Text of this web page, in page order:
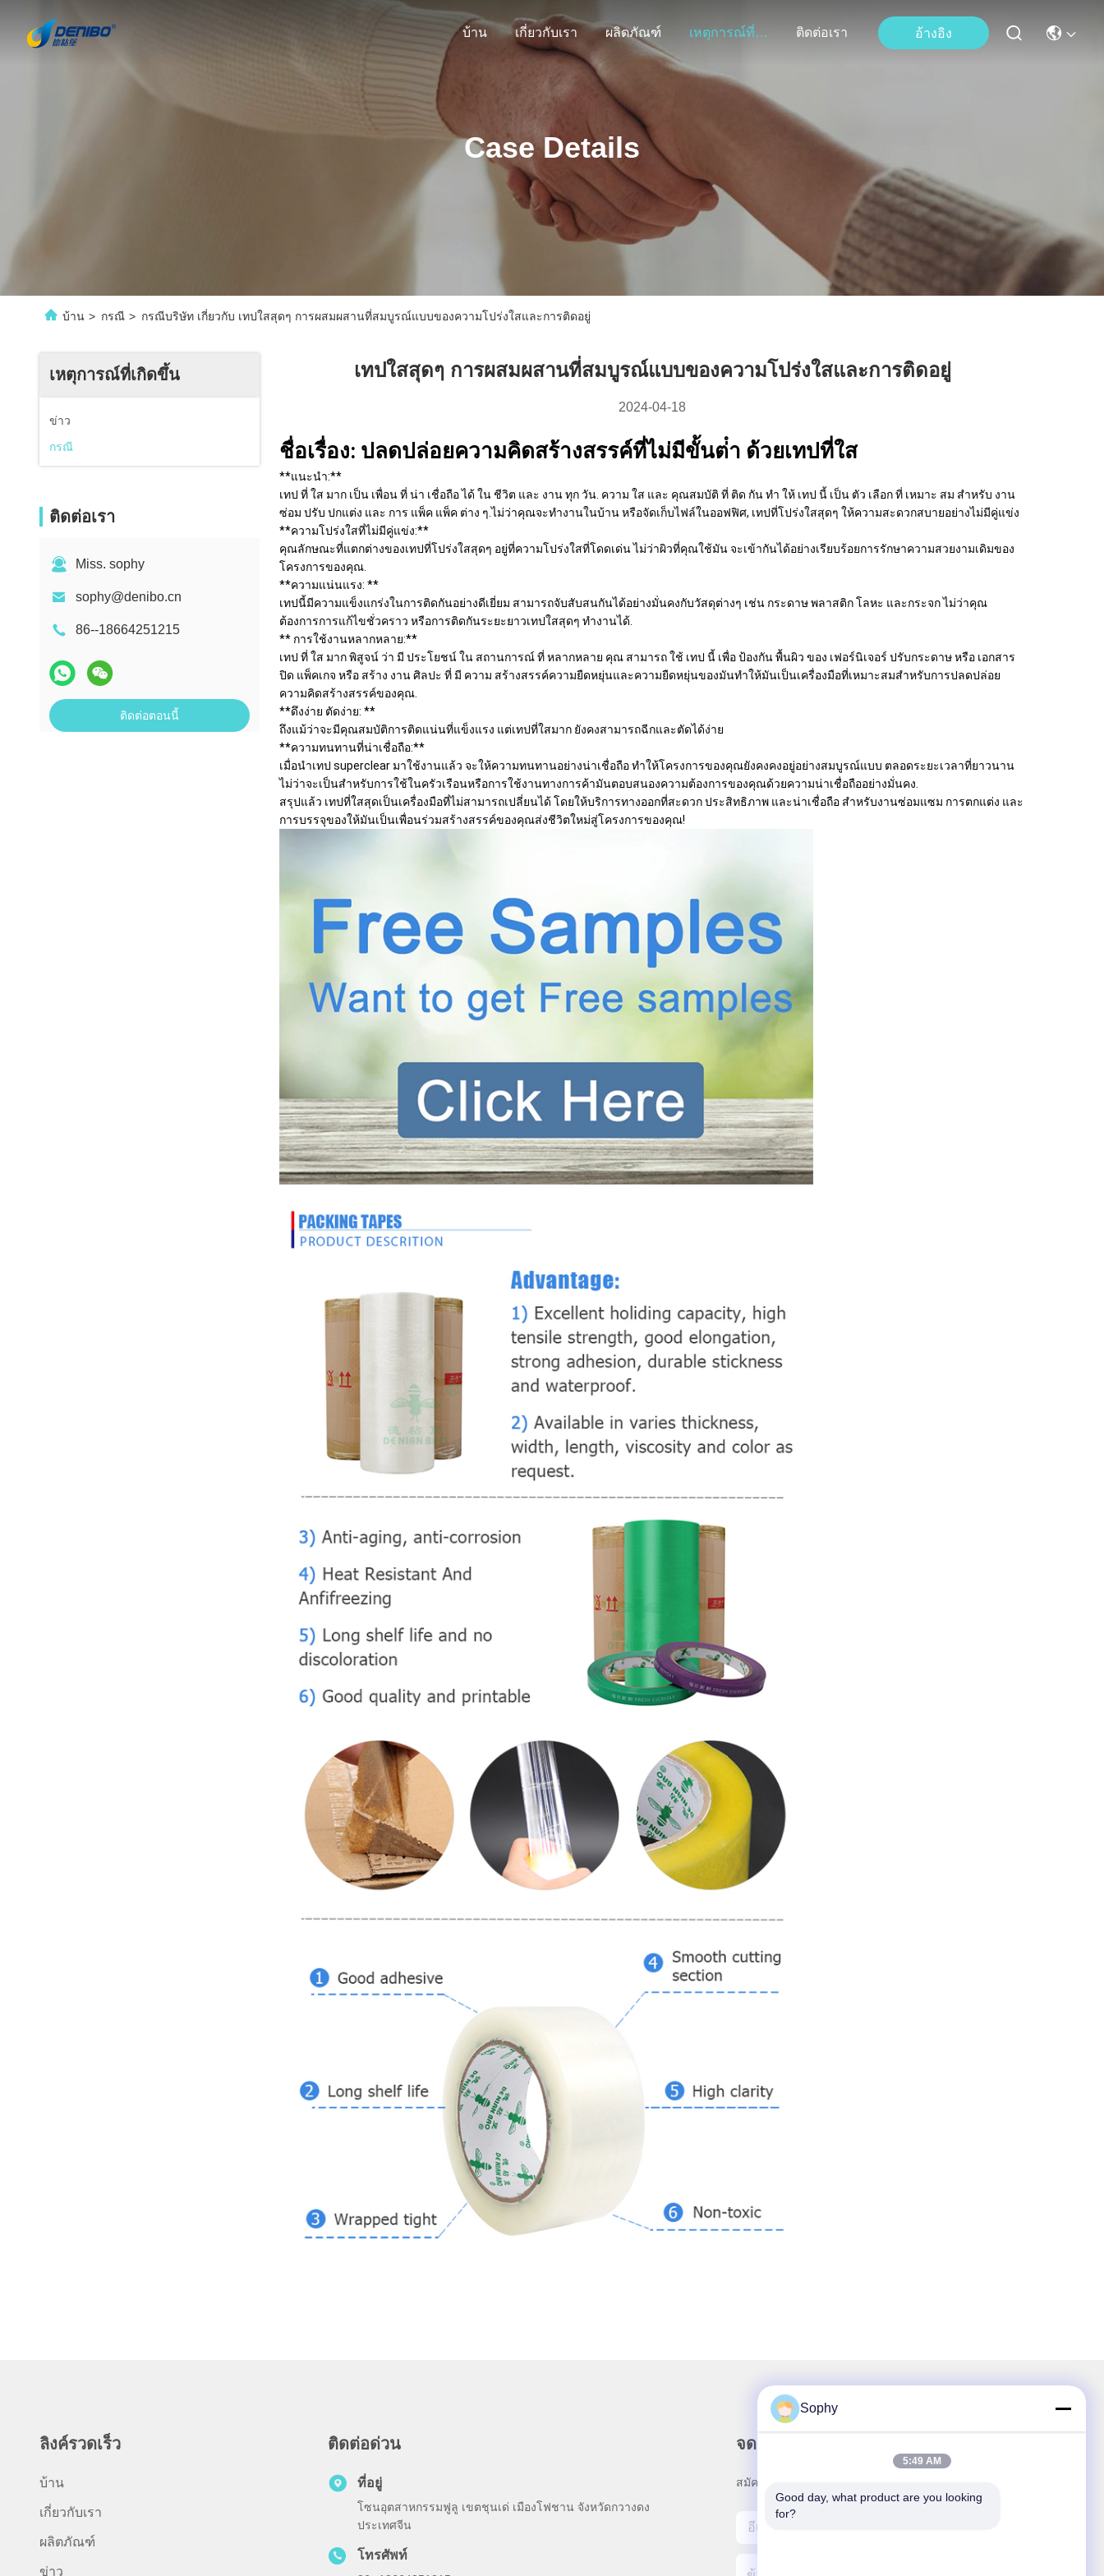
บ้าน เกี่ยวกับเรา ผลิตภัณฑ์ เหตุการณ์ที่เกิดขึ้น ติดต่อเรา อ้างอิง
Case Details
บ้าน > กรณี > กรณีบริษัท เกี่ยวกับ เทปใสสุดๆ การผสมผสานที่สมบูรณ์แบบของความโปร่งใสและการติดอยู่
เหตุการณ์ที่เกิดขึ้น
ข่าว
กรณี
ติดต่อเรา
Miss. sophy
sophy@denibo.cn
86--18664251215
ติดต่อตอนนี้
เทปใสสุดๆ การผสมผสานที่สมบูรณ์แบบของความโปร่งใสและการติดอยู่
2024-04-18
ชื่อเรื่อง: ปลดปล่อยความคิดสร้างสรรค์ที่ไม่มีขั้นต่ํา ด้วยเทปที่ใส
**แนะนํา:**
เทป ที่ ใส มาก เป็น เพื่อน ที่ น่า เชื่อถือ ได้ ใน ชีวิต และ งาน ทุก วัน. ความ ใส และ คุณสมบัติ ที่ ติด กัน ทํา ให้ เทป นี้ เป็น ตัว เลือก ที่ เหมาะ สม สําหรับ งาน
ซ่อม ปรับ ปกแต่ง และ การ แพ็ค แพ็ค ต่าง ๆ.ไม่ว่าคุณจะทํางานในบ้าน หรือจัดเก็บไฟล์ในออฟฟิศ, เทปที่โปร่งใสสุดๆ ให้ความสะดวกสบายอย่างไม่มีคู่แข่ง
**ความโปร่งใสที่ไม่มีคู่แข่ง:**
คุณลักษณะที่แตกต่างของเทปที่โปร่งใสสุดๆ อยู่ที่ความโปร่งใสที่โดดเด่น ไม่ว่าผิวที่คุณใช้มัน จะเข้ากันได้อย่างเรียบร้อยการรักษาความสวยงามเดิมของ
โครงการของคุณ.
**ความแน่นแรง: **
เทปนี้มีความแข็งแกร่งในการติดกันอย่างดีเยี่ยม สามารถจับสับสนกันได้อย่างมั่นคงกับวัสดุต่างๆ เช่น กระดาษ พลาสติก โลหะ และกระจก ไม่ว่าคุณ
ต้องการการแก้ไขชั่วคราว หรือการติดกันระยะยาวเทปใสสุดๆ ทํางานได้.
** การใช้งานหลากหลาย:**
เทป ที่ ใส มาก พิสูจน์ ว่า มี ประโยชน์ ใน สถานการณ์ ที่ หลากหลาย คุณ สามารถ ใช้ เทป นี้ เพื่อ ป้องกัน พื้นผิว ของ เฟอร์นิเจอร์ ปรับกระดาษ หรือ เอกสาร
ปิด แพ็คเกจ หรือ สร้าง งาน ศิลปะ ที่ มี ความ สร้างสรรค์ความยืดหยุ่นและความยืดหยุ่นของมันทําให้มันเป็นเครื่องมือที่เหมาะสมสําหรับการปลดปล่อย
ความคิดสร้างสรรค์ของคุณ.
**ดึงง่าย ตัดง่าย: **
ถึงแม้ว่าจะมีคุณสมบัติการติดแน่นที่แข็งแรง แต่เทปที่ใสมาก ยังคงสามารถฉีกและตัดได้ง่าย
**ความทนทานที่น่าเชื่อถือ:**
เมื่อนําเทป superclear มาใช้งานแล้ว จะให้ความทนทานอย่างน่าเชื่อถือ ทําให้โครงการของคุณยังคงคงอยู่อย่างสมบูรณ์แบบ ตลอดระยะเวลาที่ยาวนาน
ไม่ว่าจะเป็นสําหรับการใช้ในครัวเรือนหรือการใช้งานทางการค้ามันตอบสนองความต้องการของคุณด้วยความน่าเชื่อถืออย่างมั่นคง.
สรุปแล้ว เทปที่ใสสุดเป็นเครื่องมือที่ไม่สามารถเปลี่ยนได้ โดยให้บริการทางออกที่สะดวก ประสิทธิภาพ และน่าเชื่อถือ สําหรับงานซ่อมแซม การตกแต่ง และ
การบรรจุของให้มันเป็นเพื่อนร่วมสร้างสรรค์ของคุณส่งชีวิตใหม่สู่โครงการของคุณ!
ลิงค์รวดเร็ว
บ้าน
เกี่ยวกับเรา
ผลิตภัณฑ์
ข่าว
ติดต่อด่วน
ที่อยู่
โซนอุตสาหกรรมฟูลู เขตชุนเด่ เมืองโฟชาน จังหวัดกวางดง
ประเทศจีน
โทรศัพท์
จดหมายข่าวของเรา
สมัครรับจดหมายข่าวของเราเพื่อรับส่วนลดและอื่นๆ อีกมากมาย
Sophy
5:49 AM
Good day, what product are you looking
for?